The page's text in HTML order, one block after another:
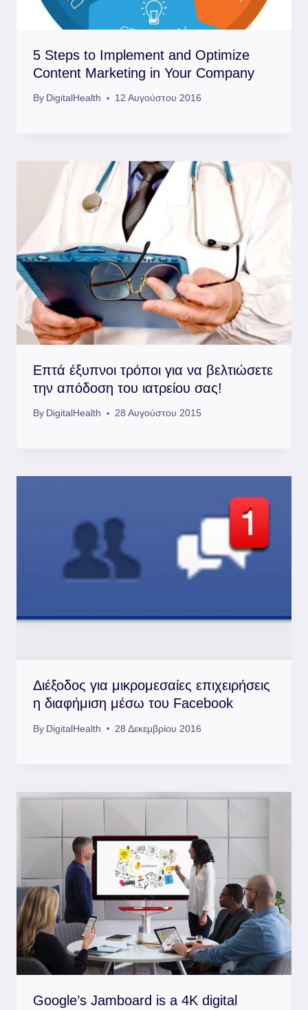
5 Steps to Implement and Optimize
Content Marketing in Your Company
By DigitalHealth 12 Αυγούστου 2016
Επτά έξυπνοι τρόποι για να βελτιώσετε
την απόδοση του ιατρείου σας!
By DigitalHealth 28 Αυγούστου 2015
Διέξοδος για μικρομεσαίες επιχειρήσεις
η διαφήμιση μέσω του Facebook
By DigitalHealth 28 Δεκεμβρίου 2016
Google’s Jamboard is a 4K digital